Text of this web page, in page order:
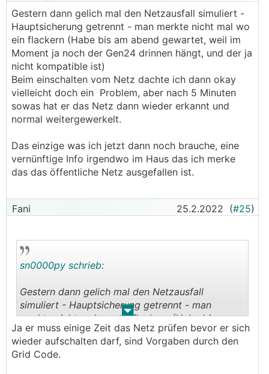
Gestern dann gelich mal den Netzausfall simuliert -
Hauptsicherung getrennt - man merkte nicht mal wo
ein flackern (Habe bis am abend gewartet, weil im
Moment ja noch der Gen24 drinnen hängt, und der ja
nicht kompatible ist)
Beim einschalten vom Netz dachte ich dann okay
vielleicht doch ein Problem, aber nach 5 Minuten
sowas hat er das Netz dann wieder erkannt und
normal weitergewerkelt.
Das einzige was ich jetzt dann noch brauche, eine
vernünftige Info irgendwo im Haus das ich merke
das das öffentliche Netz ausgefallen ist.
Fani 25.2.2022 (#25)
. .
sn0000py schrieb:
Gestern dann gelich mal den Netzausfall
simuliert - Hauptsicherung getrennt - man
merkte nicht mal wo ein flackern (Habe bis am
abend gewartet, weil im Moment ja noch der
Gen24 drinnen hängt, und der ja nicht
kompatible ist)
Ja er muss einige Zeit das Netz prüfen bevor er sich
wieder aufschalten darf, sind Vorgaben durch den
Grid Code.